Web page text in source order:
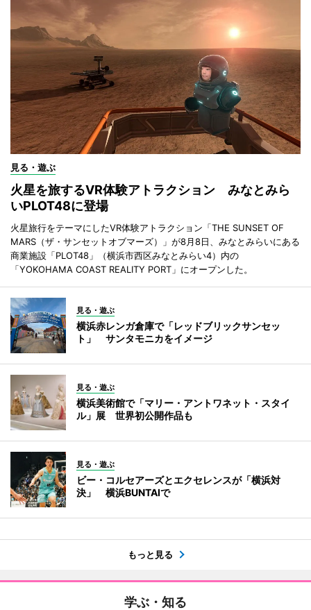
見る・遊ぶ
火星を旅するVR体験アトラクション みなとみら
いPLOT48に登場
火星旅行をテーマにしたVR体験アトラクション「THE SUNSET OF
MARS（ザ・サンセットオブマーズ）」が8月8日、みなとみらいにある
商業施設「PLOT48」（横浜市西区みなとみらい4）内の
「YOKOHAMA COAST REALITY PORT」にオープンした。
見る・遊ぶ
横浜赤レンガ倉庫で「レッドブリックサンセッ
ト」 サンタモニカをイメージ
見る・遊ぶ
横浜美術館で「マリー・アントワネット・スタイ
ル」展 世界初公開作品も
見る・遊ぶ
ビー・コルセアーズとエクセレンスが「横浜対
決」 横浜BUNTAIで
もっと見る
学ぶ・知る